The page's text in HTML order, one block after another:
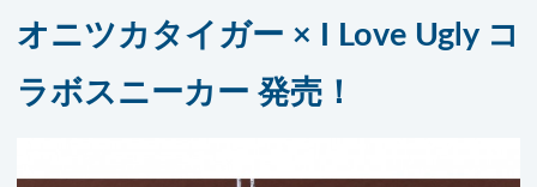
オニツカタイガー × I Love Ugly コ
ラボスニーカー 発売！